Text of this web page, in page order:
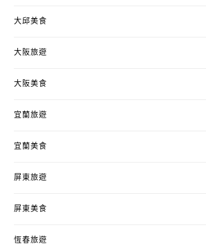
大邱美食
大阪旅遊
大阪美食
宜蘭旅遊
宜蘭美食
屏東旅遊
屏東美食
恆春旅遊